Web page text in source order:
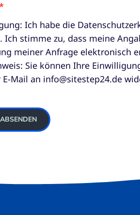
Ich habe die
Ich stimme zu, dass meine
meiner Anfrage elektronisch
Sie können Ihre
Mail an info@sitestep24.de